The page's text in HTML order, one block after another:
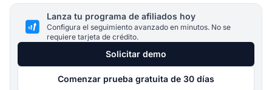
Lanza tu programa de afiliados hoy
Configura el seguimiento avanzado en minutos. No se
requiere tarjeta de crédito.
Solicitar demo
Comenzar prueba gratuita de 30 días